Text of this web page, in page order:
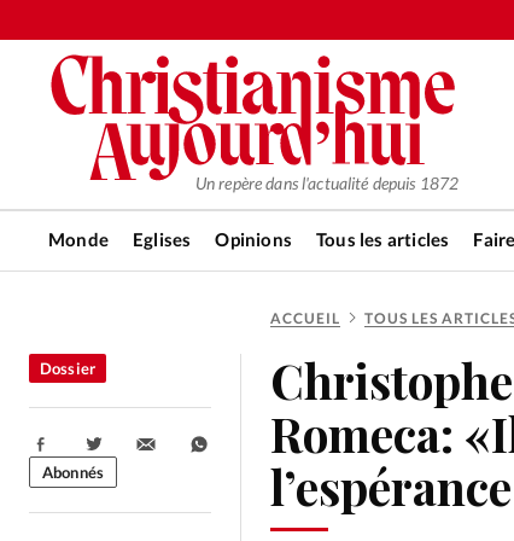
Un repère dans l'actualité depuis 1872
Monde Eglises Opinions Tous les articles
RUBRIQUES
Tous les articles
Actualité
Actualité internationale
ACCUEIL TOUS LES
Romeca:
Dossier
Partager:
Abonnés